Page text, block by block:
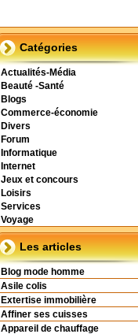
Catégories
Actualités-Média
Beauté -Santé
Blogs
Commerce-économie
Divers
Forum
Informatique
Internet
Jeux et concours
Loisirs
Services
Voyage
Les articles
Blog mode homme
Asile colis
Extertise immobilière
Affiner ses cuisses
Appareil de chauffage